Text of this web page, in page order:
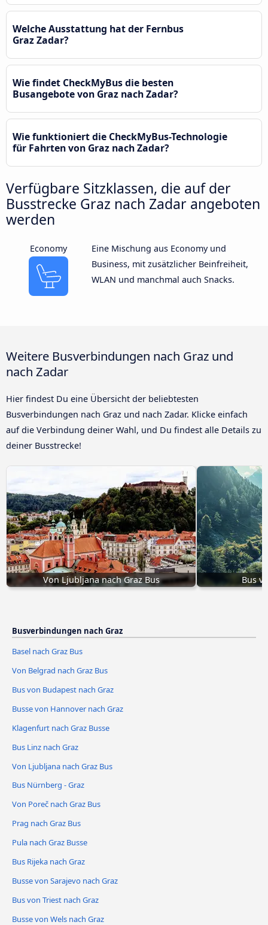
Welche Ausstattung hat der Fernbus
Graz Zadar?
Wie findet CheckMyBus die besten
Busangebote von Graz nach Zadar?
Wie funktioniert die CheckMyBus-Technologie
für Fahrten von Graz nach Zadar?
Verfügbare Sitzklassen, die auf der
Busstrecke Graz nach Zadar angeboten
werden
Economy
Eine Mischung aus Economy und
Business, mit zusätzlicher Beinfreiheit,
WLAN und manchmal auch Snacks.
Weitere Busverbindungen nach Graz und
nach Zadar
Hier findest Du eine Übersicht der beliebtesten
Busverbindungen nach Graz und nach Zadar. Klicke einfach
auf die Verbindung deiner Wahl, und Du findest alle Details zu
deiner Busstrecke!
Von Ljubljana nach Graz Bus Bus
Busverbindungen nach Graz
Basel nach Graz Bus
Von Belgrad nach Graz Bus
Bus von Budapest nach Graz
Busse von Hannover nach Graz
Klagenfurt nach Graz Busse
Bus Linz nach Graz
Von Ljubljana nach Graz Bus
Bus Nürnberg - Graz
Von Poreč nach Graz Bus
Prag nach Graz Bus
Pula nach Graz Busse
Bus Rijeka nach Graz
Busse von Sarajevo nach Graz
Bus von Triest nach Graz
Busse von Wels nach Graz